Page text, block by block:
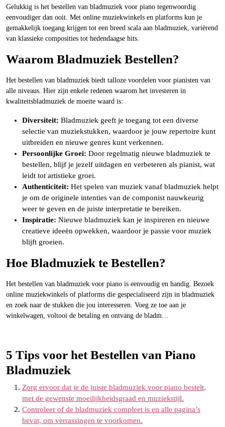
Gelukkig is het bestellen van bladmuziek voor piano tegenwoordig
eenvoudiger dan ooit. Met online muziekwinkels en platforms kun je
gemakkelijk toegang krijgen tot een breed scala aan bladmuziek, variërend
van klassieke composities tot hedendaagse hits.
Waarom Bladmuziek Bestellen?
Het bestellen van bladmuziek biedt talloze voordelen voor pianisten van
alle niveaus. Hier zijn enkele redenen waarom het investeren in
kwaliteitsbladmuziek de moeite waard is:
Diversiteit: Bladmuziek geeft je toegang tot een diverse
selectie van muziekstukken, waardoor je jouw repertoire kunt
uitbreiden en nieuwe genres kunt verkennen.
Persoonlijke Groei: Door regelmatig nieuwe bladmuziek te
bestellen, blijf je jezelf uitdagen en verbeteren als pianist, wat
leidt tot artistieke groei.
Authenticiteit: Het spelen van muziek vanaf bladmuziek helpt
je om de originele intenties van de componist nauwkeurig
weer te geven en de juiste interpretatie te bereiken.
Inspiratie: Nieuwe bladmuziek kan je inspireren en nieuwe
creatieve ideeën opwekken, waardoor je passie voor muziek
blijft groeien.
Hoe Bladmuziek te Bestellen?
Het bestellen van bladmuziek voor piano is eenvoudig en handig. Bezoek
online muziekwinkels of platforms die gespecialiseerd zijn in bladmuziek
en zoek naar de stukken die jou interesseren. Voeg ze toe aan je
winkelwagen, voltooi de betaling en ontvang de bladm…
5 Tips voor het Bestellen van Piano
Bladmuziek
Zorg ervoor dat je de juiste bladmuziek voor piano bestelt,
met de gewenste moeilijkheidsgraad en muziekstijl.
Controleer of de bladmuziek compleet is en alle pagina’s
bevat, om verrassingen te voorkomen.